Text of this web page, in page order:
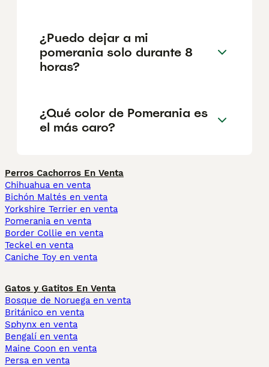
¿Puedo dejar a mi
pomerania solo durante 8
horas?
¿Qué color de Pomerania es
el más caro?
Perros Cachorros En Venta
Chihuahua en venta
Bichón Maltés en venta
Yorkshire Terrier en venta
Pomerania en venta
Border Collie en venta
Teckel en venta
Caniche Toy en venta
Gatos y Gatitos En Venta
Bosque de Noruega en venta
Británico en venta
Sphynx en venta
Bengalí en venta
Maine Coon en venta
Persa en venta